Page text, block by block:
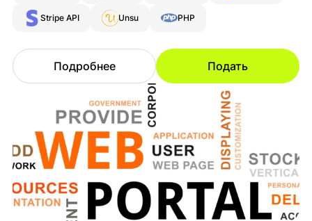
Stripe API Unsu PHP
Подать
Подробнее